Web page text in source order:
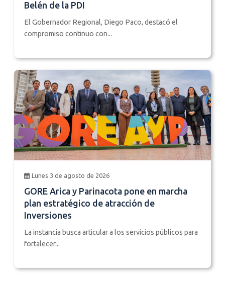
Belén de la PDI
El Gobernador Regional, Diego Paco, destacó el
compromiso continuo con...
Lunes 3 de agosto de 2026
GORE Arica y Parinacota pone en marcha
plan estratégico de atracción de
Inversiones
La instancia busca articular a los servicios públicos para
fortalecer...